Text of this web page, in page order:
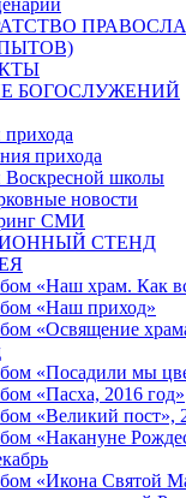
БОГОСЛУЖЕНИЙ
прихода
Воскресной школы
новости
СМИ
СТЕНД
«Наш храм. Как
«Наш приход»
«Освящение
«Посадили мы
«Пасха, 2016 год»
«Великий пост»,
«Накануне
«Икона Святой